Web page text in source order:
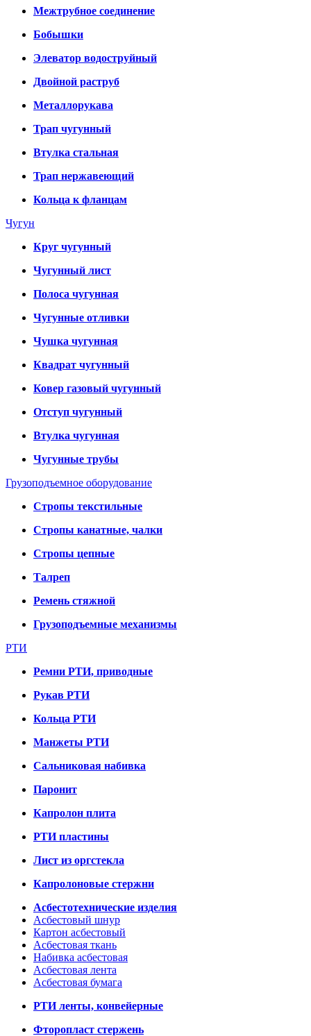
Межтрубное соединение
Бобышки
Элеватор водоструйный
Двойной раструб
Металлорукава
Трап чугунный
Втулка стальная
Трап нержавеющий
Кольца к фланцам
Чугун
Круг чугунный
Чугунный лист
Полоса чугунная
Чугунные отливки
Чушка чугунная
Квадрат чугунный
Ковер газовый чугунный
Отступ чугунный
Втулка чугунная
Чугунные трубы
Грузоподъемное оборудование
Стропы текстильные
Стропы канатные, чалки
Стропы цепные
Талреп
Ремень стяжной
Грузоподъемные механизмы
РТИ
Ремни РТИ, приводные
Рукав РТИ
Кольца РТИ
Манжеты РТИ
Сальниковая набивка
Паронит
Капролон плита
РТИ пластины
Лист из оргстекла
Капролоновые стержни
Асбестотехнические изделия
Асбестовый шнур
Картон асбестовый
Асбестовая ткань
Набивка асбестовая
Асбестовая лента
Асбестовая бумага
РТИ ленты, конвейерные
Фторопласт стержень